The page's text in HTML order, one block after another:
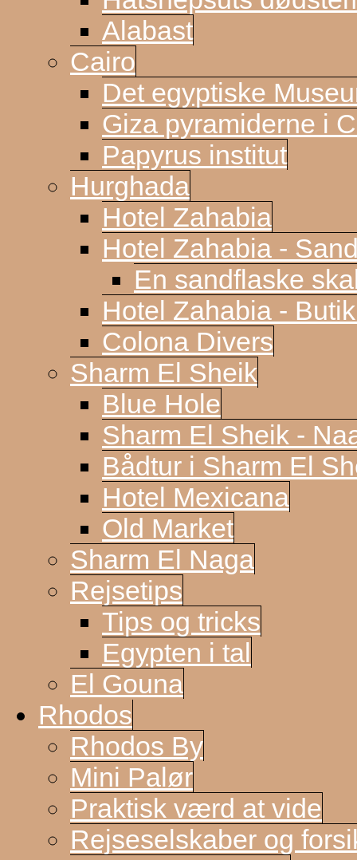
Alabast
Cairo
Det egyptiske
Giza pyramiderne i
Papyrus institut
Hurghada
Hotel Zahabia
Hotel Zahabia -
En sandflaske
Hotel Zahabia -
Colona Divers
Sharm El Sheik
Blue Hole
Sharm El Sheik -
Bådtur i Sharm El
Hotel Mexicana
Old Market
Sharm El Naga
Rejsetips
Tips og tricks
Egypten i tal
El Gouna
Rhodos
Rhodos By
Mini Palør
Praktisk værd at vide
Rejseselskaber og